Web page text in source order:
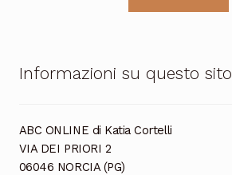
Informazioni su questo sito
ABC ONLINE di Katia Cortelli
VIA DEI PRIORI 2
06046 NORCIA (PG)